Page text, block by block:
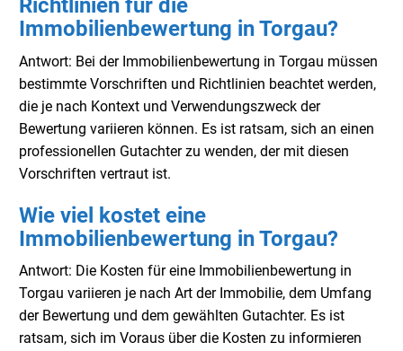
Richtlinien für die
Immobilienbewertung in Torgau?
Antwort: Bei der Immobilienbewertung in Torgau müssen
bestimmte Vorschriften und Richtlinien beachtet werden,
die je nach Kontext und Verwendungszweck der
Bewertung variieren können. Es ist ratsam, sich an einen
professionellen Gutachter zu wenden, der mit diesen
Vorschriften vertraut ist.
Wie viel kostet eine
Immobilienbewertung in Torgau?
Antwort: Die Kosten für eine Immobilienbewertung in
Torgau variieren je nach Art der Immobilie, dem Umfang
der Bewertung und dem gewählten Gutachter. Es ist
ratsam, sich im Voraus über die Kosten zu informieren